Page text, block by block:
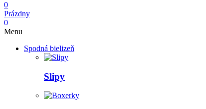
0
Prázdny
0
Menu
Spodná bielizeň
Slipy